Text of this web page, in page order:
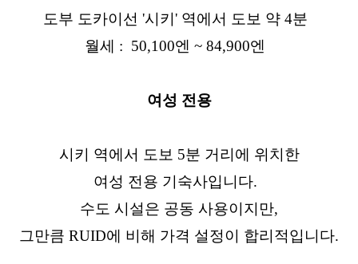
도부 도카이선 '시키' 역에서 도보 약 4분
월세 : 50,100엔 ~ 84,900엔
여성 전용
시키 역에서 도보 5분 거리에 위치한
여성 전용 기숙사입니다.
수도 시설은 공동 사용이지만,
그만큼 RUID에 비해 가격 설정이 합리적입니다.